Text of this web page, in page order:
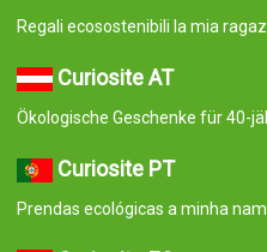
Regali ecosostenibili la mia
Curiosite AT
Ökologische Geschenke für 40-
Curiosite PT
Prendas ecológicas a minha